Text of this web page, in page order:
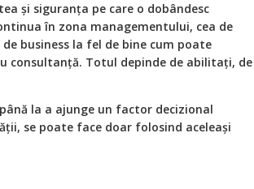
și siguranța pe care o dobândesc
în zona managementului, cea de
business la fel de bine cum poate
consultanță. Totul depinde de abilitați, de
la a ajunge un factor decizional
se poate face doar folosind aceleași